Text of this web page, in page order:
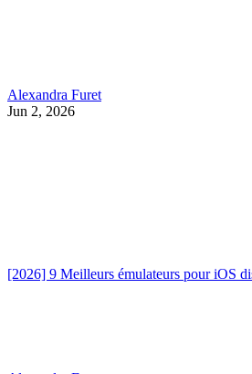
Alexandra Furet
Jun 2, 2026
[2026] 9 Meilleurs émulateurs pour iOS